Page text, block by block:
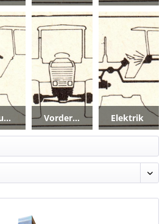
Lenkung Vorderachse Elektrik